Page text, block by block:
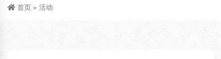
首页 » 活动